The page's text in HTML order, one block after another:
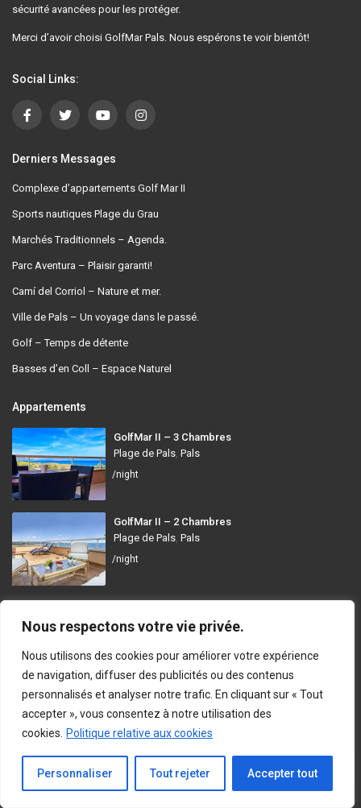
Nous respectons votre vie privée.
Nous utilisons des cookies pour améliorer votre expérience
de navigation, diffuser des publicités ou des contenus
personnalisés et analyser notre trafic. En cliquant sur « Tout
accepter », vous consentez à notre utilisation des
cookies.
Politique relative aux cookies
Personnaliser Tout rejeter Accepter tout
sécurité avancées pour les protéger.
Merci d’avoir choisi GolfMar Pals. Nous espérons te voir bientôt!
Social Links:
Derniers Messages
Complexe d’appartements Golf Mar II
Sports nautiques Plage du Grau
Marchés Traditionnels – Agenda.
Parc Aventura – Plaisir garanti!
Camí del Corriol – Nature et mer.
Ville de Pals – Un voyage dans le passé.
Golf – Temps de détente
Basses d’en Coll – Espace Naturel
Appartements
GolfMar II – 3 Chambres
Plage de Pals, Pals
/night
GolfMar II – 2 Chambres
Plage de Pals, Pals
/night
GolfMar Pals
info@golfmarpals.com
https://golfmarpals.com/
Copyright © 2023-present GolfMar Pals. All rights reserved.
Politique de Confidentialité et Conditions d’Utilisation
En Contact